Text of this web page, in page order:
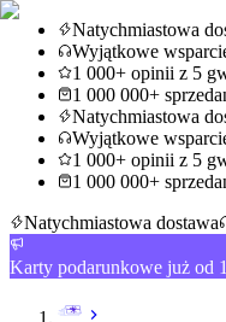
Natychmiastowa
Wyjątkowe
1 000+ opinii z 5
1 000 000+
Natychmiastowa
Wyjątkowe
1 000+ opinii z 5
1 000 000+
Natychmiastowa dostawa
Karty podarunkowe już od